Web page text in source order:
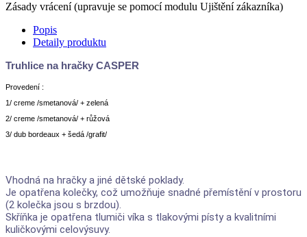
Zásady vrácení (upravuje se pomocí modulu Ujištění zákazníka)
Popis
Detaily produktu
Truhlice na hračky CASPER
Provedení :
1/ creme /smetanová/ + zelená
2/ creme /smetanová/ + růžová
3/ dub bordeaux + šedá /grafit/
Vhodná na hračky a jiné dětské poklady.
Je opatřena kolečky, což umožňuje snadné přemístění v prostoru
(2 kolečka jsou s brzdou).
Skříňka je opatřena tlumiči víka s tlakovými písty a kvalitními
kuličkovými celovýsuvy.